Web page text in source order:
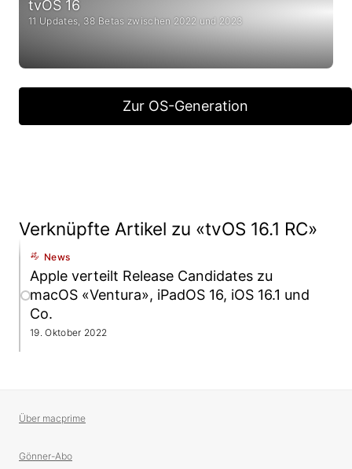
tvOS 16
11 Updates, 38 Betas zwischen 2022 und 2023
Zur OS-Generation
Verknüpfte Artikel zu «tvOS 16.1 RC»
News
Apple verteilt Release Candidates zu
macOS «Ventura», iPadOS 16, iOS 16.1 und
Co.
19. Oktober 2022
Über macprime
Gönner-Abo